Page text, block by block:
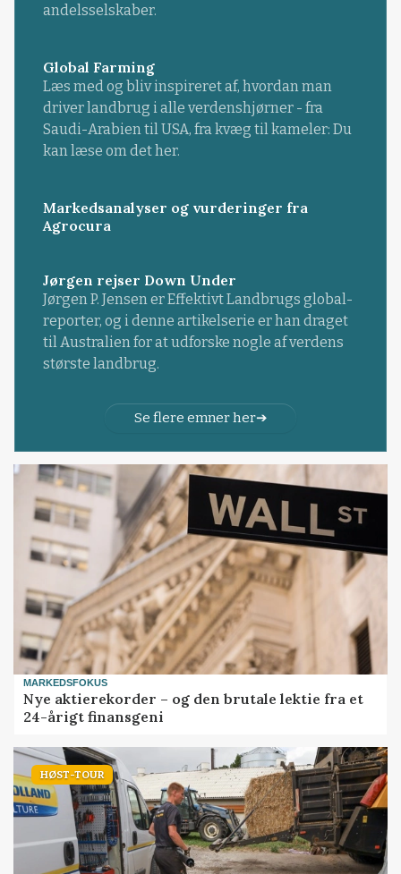
andelsselskaber.
Global Farming
Læs med og bliv inspireret af, hvordan man
driver landbrug i alle verdenshjørner - fra
Saudi-Arabien til USA, fra kvæg til kameler: Du
kan læse om det her.
Markedsanalyser og vurderinger fra
Agrocura
Jørgen rejser Down Under
Jørgen P. Jensen er Effektivt Landbrugs global-
reporter, og i denne artikelserie er han draget
til Australien for at udforske nogle af verdens
største landbrug.
Se flere emner her
MARKEDSFOKUS
Nye aktierekorder – og den brutale lektie fra et
24-årigt finansgeni
HØST-TOUR